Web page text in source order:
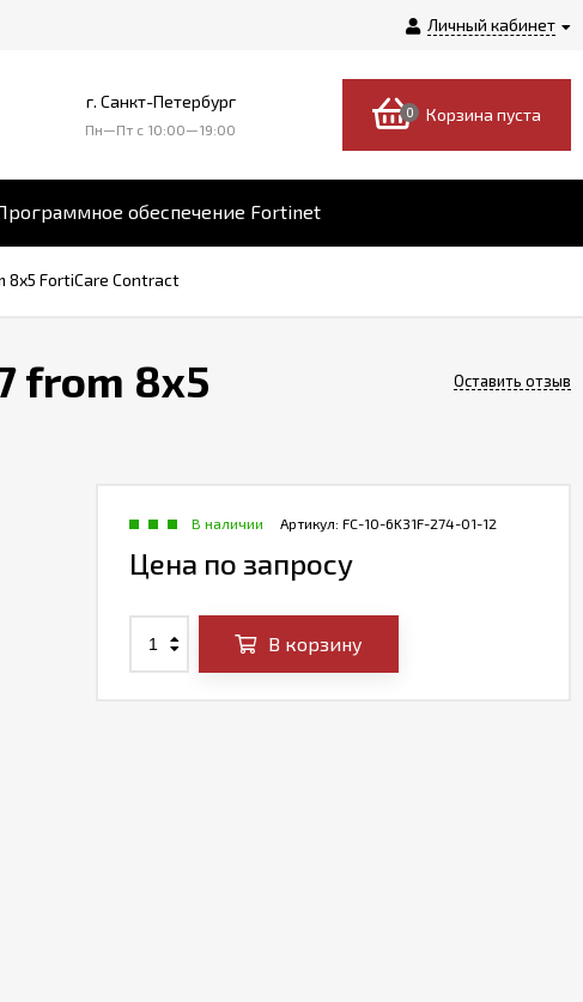
Личный кабинет
г. Санкт-Петербург
Пн—Пт c 10:00—19:00
0 Корзина пуста
обеспечение Fortinet
8x5 FortiCare Contract
from 8x5
Оставить отзыв
Артикул: FC-10-6K31F-274-01-12
В наличии
Цена по запросу
В корзину